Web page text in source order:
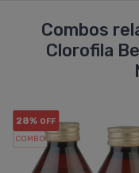
Combos
Clorofila
28% OFF
COMBO